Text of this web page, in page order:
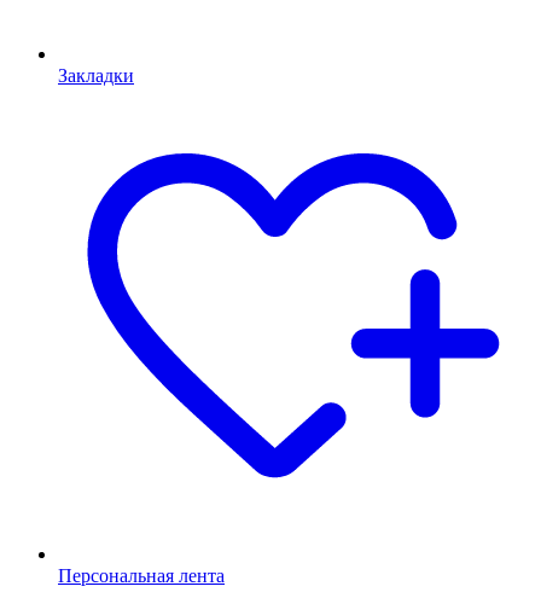
Закладки
Персональная лента